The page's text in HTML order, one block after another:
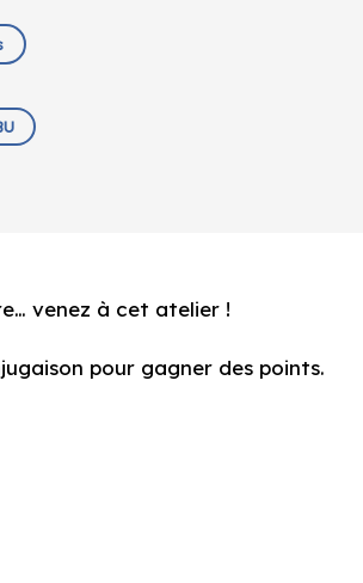
venez à cet atelier !
pour gagner des points.